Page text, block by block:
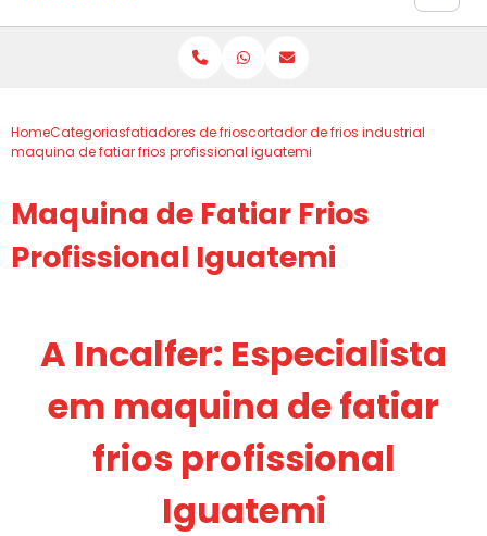
HomeCategoriasfatiadores de frioscortador de frios industrial
maquina de fatiar frios profissional iguatemi
Maquina de Fatiar Frios
Profissional Iguatemi
A Incalfer: Especialista
em maquina de fatiar
frios profissional
Iguatemi